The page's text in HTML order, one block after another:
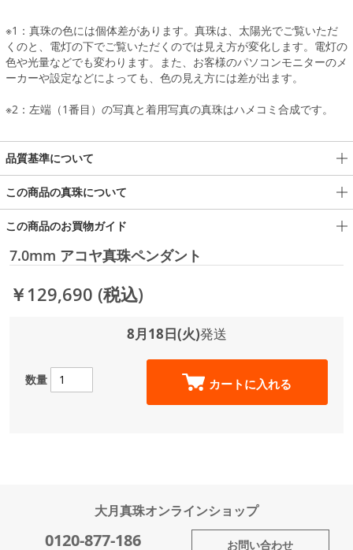
※1：真珠の色には個体差があります。真珠は、太陽光でご覧いただ
くのと、電灯の下でご覧いただくのでは見え方が変化します。電灯の
色や光量などでも変わります。また、お客様のパソコンモニターのメ
ーカーや設定などによっても、色の見え方には差が出ます。
※2：左端（1番目）の写真と着用写真の真珠はハメコミ合成です。
品質基準について
この商品の真珠について
この商品のお買物ガイド
7.0mm アコヤ真珠ペンダント
￥129,690 (税込)
8月18日(火)発送
数量 カートに入れる
大月真珠オンラインショップ
0120-877-186 お問い合わせ